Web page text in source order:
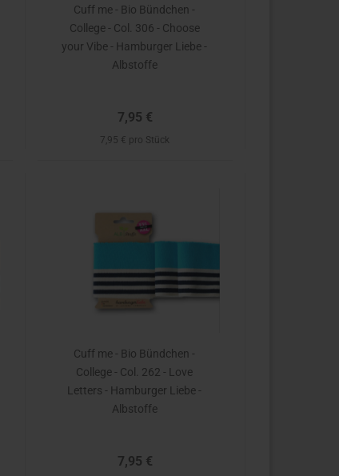
Cuff me - Bio Bündchen -
College - Col. 306 - Choose
your Vibe - Hamburger Liebe -
Albstoffe
7,95 €
7,95 € pro Stück
Cuff me - Bio Bündchen -
College - Col. 262 - Love
Letters - Hamburger Liebe -
Albstoffe
7,95 €